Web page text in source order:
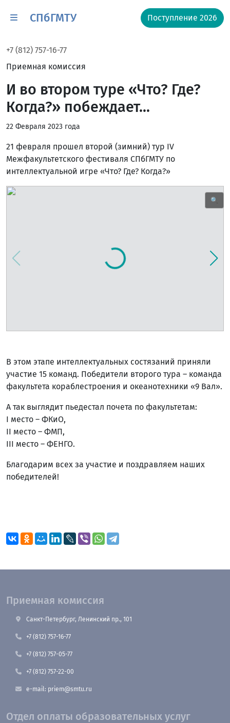
СПбГМТУ Поступление 2026
+7 (812) 757-16-77
Приемная комиссия
И во втором туре «Что? Где?
Когда?» побеждает...
22 Февраля 2023 года
21 февраля прошел второй (зимний) тур IV
Межфакультетского фестиваля СПбГМТУ по
интеллектуальной игре «Что? Где? Когда?»
🔍
В этом этапе интеллектуальных состязаний приняли
участие 15 команд. Победители второго тура – команда
факультета кораблестроения и океанотехники «9 Вал».
А так выглядит пьедестал почета по факультетам:
I место – ФКиО,
II место – ФМП,
III место – ФЕНГО.
Благодарим всех за участие и поздравляем наших
победителей!
Приемная комиссия
Санкт-Петербург, Ленинский пр., 101
+7 (812) 757-16-77
+7 (812) 757-05-77
+7 (812) 757-22-00
e-mail: priem@smtu.ru
Отдел оплаты образовательных услуг